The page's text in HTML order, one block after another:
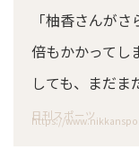
「柚香さんが
倍もかかってし
しても、まだま
日刊スポーツ
https://